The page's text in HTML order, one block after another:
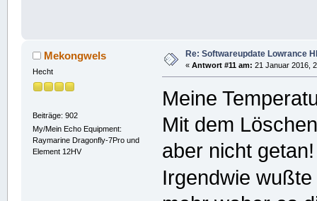
Mekongwels
Hecht
Beiträge: 902
My/Mein Echo Equipment:
Raymarine Dragonfly-7Pro und
Element 12HV
Re: Softwareupdate Lowrance
« Antwort #11 am: 21 Januar 2016,
Meine
Mit dem
aber nicht getan!
Irgendwie